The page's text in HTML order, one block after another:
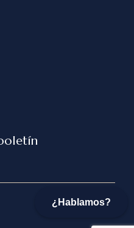
¿Hablamos?